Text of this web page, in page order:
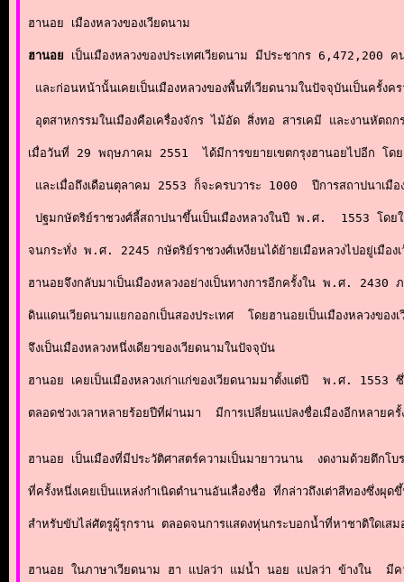
ฮานอย เมืองหลวงของเวียดนาม
ฮานอย เป็นเมืองหลวงของประเทศเวียดนาม มีประชากร 6,472,200
และก่อนหน้านั้นเคยเป็นเมืองหลวงของพื้นที่เวียดนามในปัจจุบันเป็นค
อุตสาหกรรมในเมืองคือเครื่องจักร ไม้อัด สิ่งทอ สารเคมี และงานหัตถก
เมื่อวันที่ 29 พฤษภาคม 2551  ได้มีการขยายเขตกรุงฮานอยไปอีก โดย
และเมื่อถึงเดือนตุลาคม 2553 ก็จะครบวาระ 1000  ปีการสถาปนาเ
ปฐมกษัตริย์ราชวงศ์ลี้สถาปนาขึ้นเป็นเมืองหลวงในปี พ.ศ.  1553 โดย
จนกระทั่ง พ.ศ. 2245 กษัตริย์ราชวงศ์เหงียนได้ย้ายเมือหลวงไปอยู่เมือง
ฮานอยจึงกลับมาเป็นเมืองหลวงอย่างเป็นทางการอีกครั้งใน พ.ศ. 2430
ดินแดนเวียดนามแยกออกเป็นสองประเทศ  โดยฮานอยเป็นเมืองหลวงของ
จึงเป็นเมืองหลวงหนึ่งเดียวของเวียดนามในปัจจุบัน
ฮานอย เคยเป็นเมืองหลวงเก่าแก่ของเวียดนามมาตั้งแต่ปี  พ.ศ.
ตลอดช่วงเวลาหลายร้อยปีที่ผ่านมา  มีการเปลี่ยนแปลงชื่อเมืองอีกหลาย
ฮานอย เป็นเมืองที่มีประวัติศาสตร์ความเป็นมายาวนาน  งดงามด้วยตึก
ที่ครั้งหนึ่งเคยเป็นแหล่งกำเนิดตำนานอันเลื่องชื่อ ที่กล่าวถึงเต่าสีทองซึ่งผุ
สำหรับขับไล่ศัตรูผู้รุกราน ตลอดจนการแสดงหุ่นกระบอกน้ำที่หาชาติใดเ
ฮานอย ในภาษาเวียดนาม ฮา แปลว่า แม่น้ำ นอย แปลว่า ข้างใน  มี